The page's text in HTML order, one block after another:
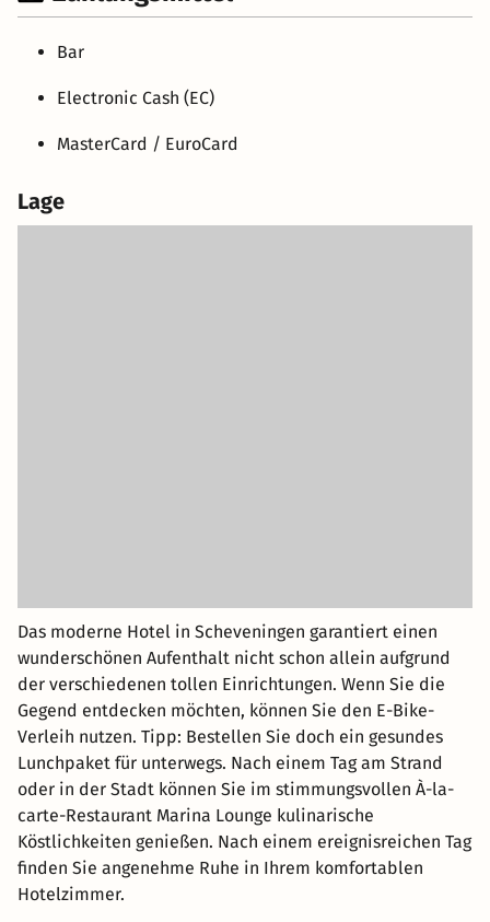
Bar
Electronic Cash (EC)
MasterCard / EuroCard
Lage
Das moderne Hotel in Scheveningen garantiert einen
wunderschönen Aufenthalt nicht schon allein aufgrund
der verschiedenen tollen Einrichtungen. Wenn Sie die
Gegend entdecken möchten, können Sie den E-Bike-
Verleih nutzen. Tipp: Bestellen Sie doch ein gesundes
Lunchpaket für unterwegs. Nach einem Tag am Strand
oder in der Stadt können Sie im stimmungsvollen À-la-
carte-Restaurant Marina Lounge kulinarische
Köstlichkeiten genießen. Nach einem ereignisreichen Tag
finden Sie angenehme Ruhe in Ihrem komfortablen
Hotelzimmer.